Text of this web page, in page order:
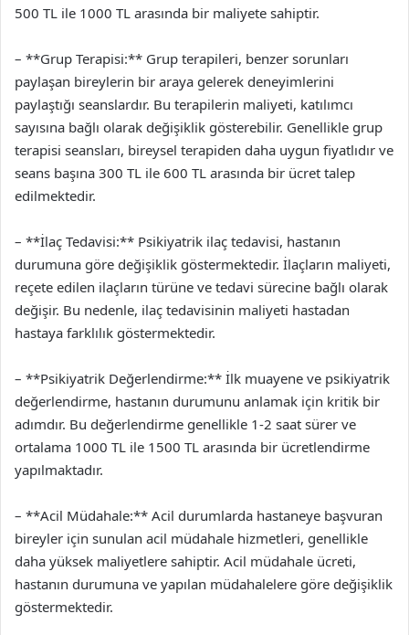
500 TL ile 1000 TL arasında bir maliyete sahiptir.
– **Grup Terapisi:** Grup terapileri, benzer sorunları
paylaşan bireylerin bir araya gelerek deneyimlerini
paylaştığı seanslardır. Bu terapilerin maliyeti, katılımcı
sayısına bağlı olarak değişiklik gösterebilir. Genellikle grup
terapisi seansları, bireysel terapiden daha uygun fiyatlıdır ve
seans başına 300 TL ile 600 TL arasında bir ücret talep
edilmektedir.
– **İlaç Tedavisi:** Psikiyatrik ilaç tedavisi, hastanın
durumuna göre değişiklik göstermektedir. İlaçların maliyeti,
reçete edilen ilaçların türüne ve tedavi sürecine bağlı olarak
değişir. Bu nedenle, ilaç tedavisinin maliyeti hastadan
hastaya farklılık göstermektedir.
– **Psikiyatrik Değerlendirme:** İlk muayene ve psikiyatrik
değerlendirme, hastanın durumunu anlamak için kritik bir
adımdır. Bu değerlendirme genellikle 1-2 saat sürer ve
ortalama 1000 TL ile 1500 TL arasında bir ücretlendirme
yapılmaktadır.
– **Acil Müdahale:** Acil durumlarda hastaneye başvuran
bireyler için sunulan acil müdahale hizmetleri, genellikle
daha yüksek maliyetlere sahiptir. Acil müdahale ücreti,
hastanın durumuna ve yapılan müdahalelere göre değişiklik
göstermektedir.